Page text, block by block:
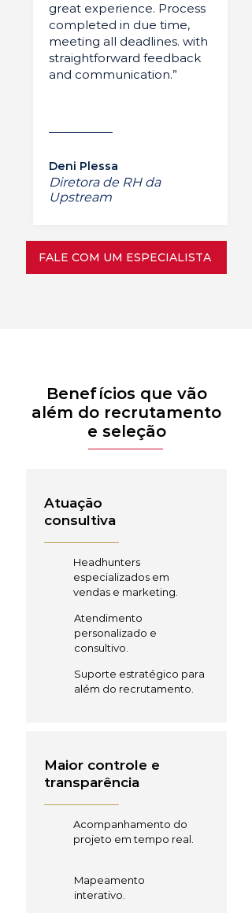
great experience. Process
completed in due time,
meeting all deadlines. with
straightforward feedback
and communication.”
Deni Plessa
Diretora de RH da
Upstream
FALE COM UM ESPECIALISTA
Benefícios que vão
além do recrutamento
e seleção
Atuação
consultiva
Headhunters
especializados em
vendas e marketing.
Atendimento
personalizado e
consultivo.
Suporte estratégico para
além do recrutamento.
Maior controle e
transparência
Acompanhamento do
projeto em tempo real.
Mapeamento
interativo.